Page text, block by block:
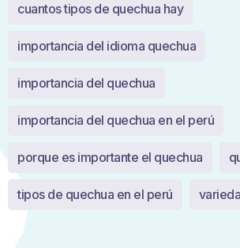
cuantos tipos de quechua hay
importancia del idioma quechua
importancia del quechua
importancia del quechua en el perú
porque es importante el quechua
tipos de quechua en el perú